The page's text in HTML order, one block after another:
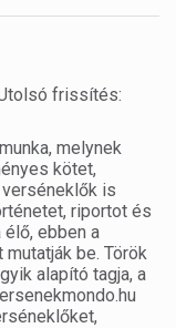
frissítés:
melynek
kötet,
is
riportot és
ebben a
be. Török
alapító tagja, a